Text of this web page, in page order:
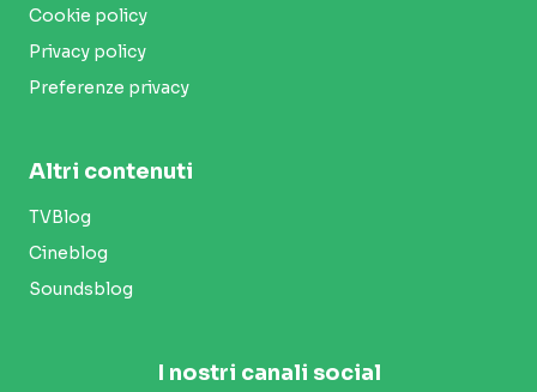
Cookie policy
Privacy policy
Preferenze privacy
Altri contenuti
TVBlog
Cineblog
Soundsblog
I nostri canali social